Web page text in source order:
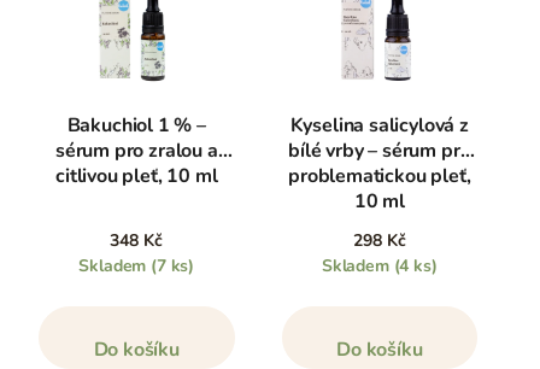
Bakuchiol 1 % –
sérum pro zralou a
citlivou pleť, 10 ml
348 Kč
Skladem (7 ks)
Do košíku
Kyselina salicylová z
bílé vrby – sérum pro
problematickou pleť,
10 ml
298 Kč
Skladem (4 ks)
Do košíku